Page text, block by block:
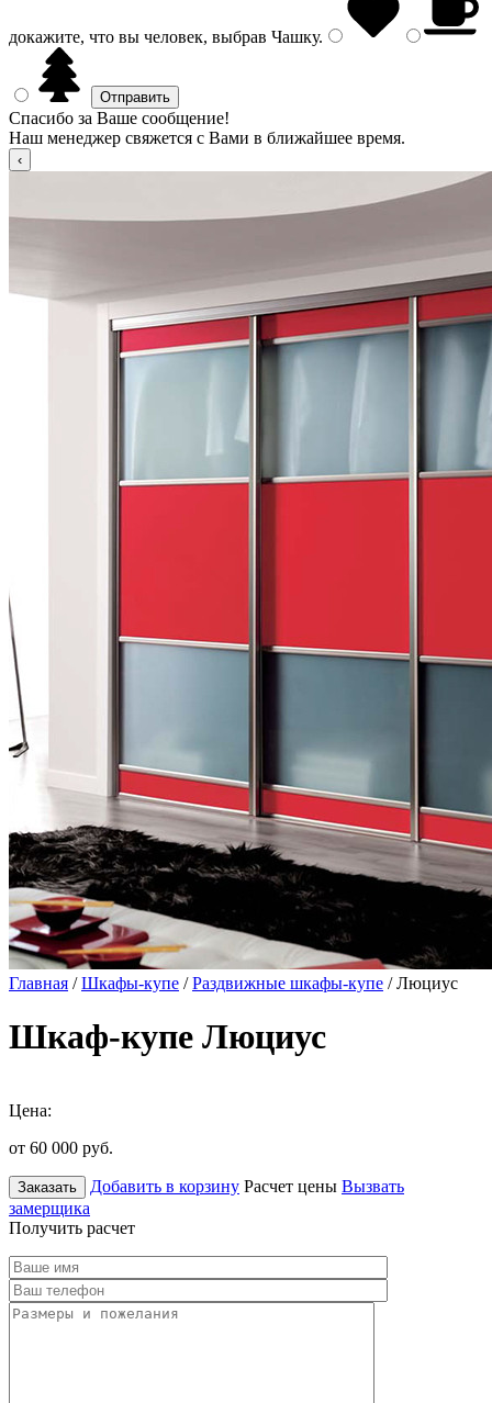
докажите, что вы человек, выбрав Чашку.
Спасибо за Ваше сообщение!
Наш менеджер свяжется с Вами в ближайшее время.
Главная /Шкафы-купе /Раздвижные шкафы-купе / Люциус
Шкаф-купе Люциус
Цена:
от 60 000 руб.
Заказать Добавить в корзину Расчет цены Вызвать
замерщика
Получить расчет